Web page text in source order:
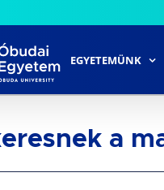
EGYETEMÜNK
a